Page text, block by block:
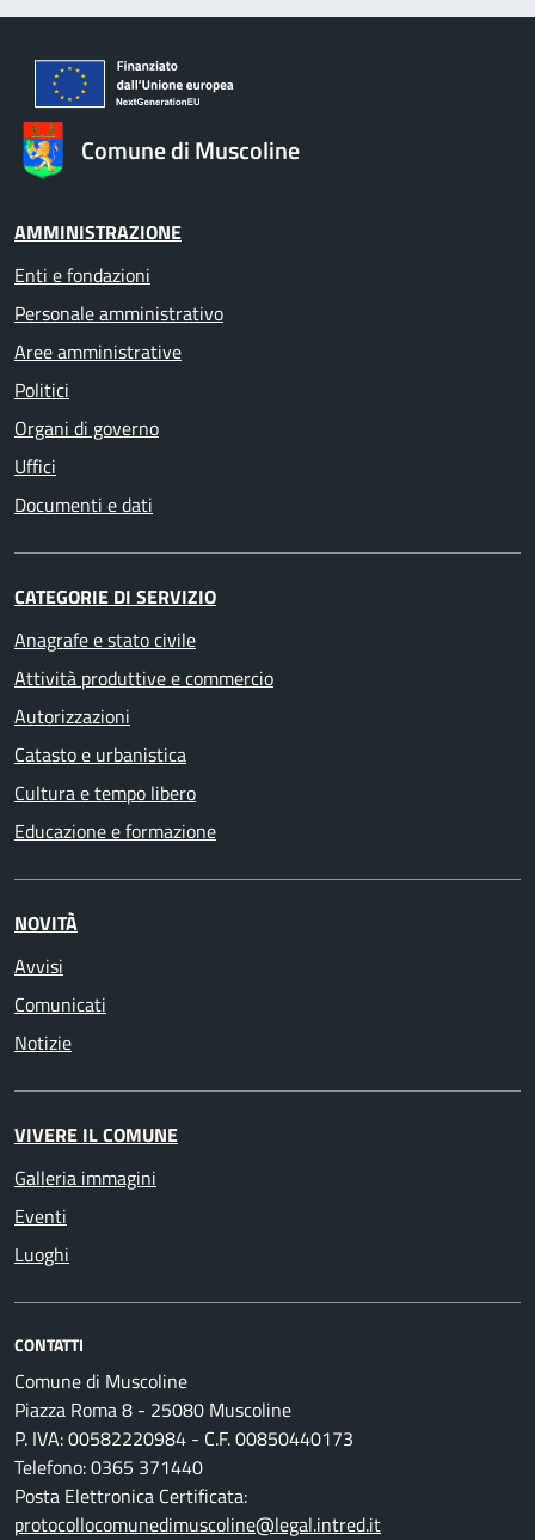
Comune di Muscoline
AMMINISTRAZIONE
Enti e fondazioni
Personale amministrativo
Aree amministrative
Politici
Organi di governo
Uffici
Documenti e dati
CATEGORIE DI SERVIZIO
Anagrafe e stato civile
Attività produttive e commercio
Autorizzazioni
Catasto e urbanistica
Cultura e tempo libero
Educazione e formazione
NOVITÀ
Avvisi
Comunicati
Notizie
VIVERE IL COMUNE
Galleria immagini
Eventi
Luoghi
CONTATTI
Comune di Muscoline
Piazza Roma 8 - 25080 Muscoline
P. IVA: 00582220984 - C.F. 00850440173
Telefono: 0365 371440
Posta Elettronica Certificata:
protocollocomunedimuscoline@legal.intred.it